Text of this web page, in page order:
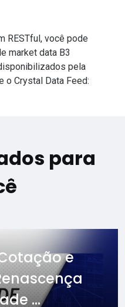
RESTful, você pode
market data B3
pela
o Crystal Data Feed:
para
e
...